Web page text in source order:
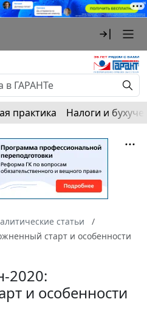
практика Налоги и
статьи
старт и особенности
2020:
и особенности